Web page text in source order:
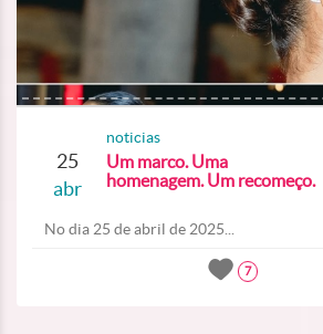
25
abr
noticias
Um marco. Uma
homenagem. Um recomeço.
No dia 25 de abril de 2025...
7